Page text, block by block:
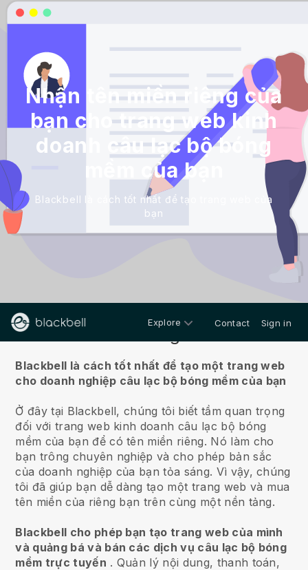
Nhận tên miền riêng của
bạn cho trang web kinh
doanh câu lạc bộ bóng
mềm của bạn
Blackbell là cách tốt nhất để tạo trang web của
bạn
Explore Contact Sign in
Blackbell là cách tốt nhất để tạo một trang web
cho doanh nghiệp câu lạc bộ bóng mềm của bạn
Ở đây tại Blackbell, chúng tôi biết tầm quan trọng
đối với trang web kinh doanh câu lạc bộ bóng
mềm của bạn để có tên miền riêng. Nó làm cho
bạn trông chuyên nghiệp và cho phép bản sắc
của doanh nghiệp của bạn tỏa sáng. Vì vậy, chúng
tôi đã giúp bạn dễ dàng tạo một trang web và mua
tên miền của riêng bạn trên cùng một nền tảng.
Blackbell cho phép bạn tạo trang web của mình
và quảng bá và bán các dịch vụ câu lạc bộ bóng
mềm trực tuyến . Quản lý nội dung, thanh toán,